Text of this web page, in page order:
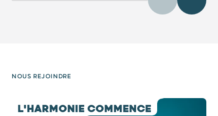
Précédent
NOUS REJOINDRE
L'HARMONIE COMMENCE